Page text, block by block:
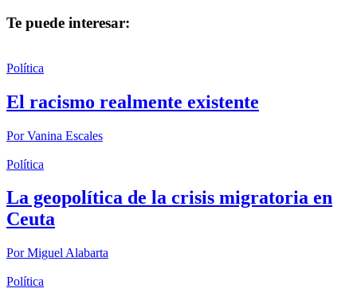
Te puede interesar:
Política
El racismo realmente existente
PorVanina Escales
Política
La geopolítica de la crisis migratoria en
Ceuta
PorMiguel Alabarta
Política